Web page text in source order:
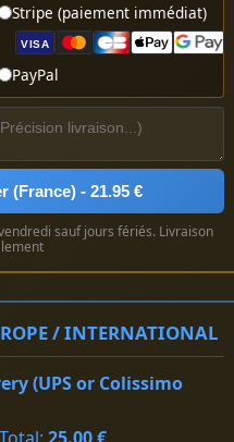
Stripe (paiement immédiat)
VISA
PayPal
(France) - 21.95 €
sauf jours fériés. Livraison
/ INTERNATIONAL
(UPS or Colissimo
25.00 €